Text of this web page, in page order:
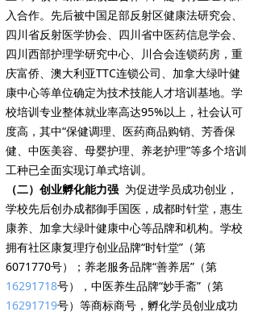
入合作。先后被中国足部反射区健康法研究会、
四川省反射医学协会、四川省中医药信息学会、
四川西部护理学研究中心、川合会连锁药房，重
庆富侨、澳大利亚TTC连锁公司、加拿大绿叶健
康中心等单位确定为技术技能人才培训基地。学
校培训专业整体就业率高达95%以上，社会认可
度高，其中“保健调理、医药商品购销、芳香保
健、中医美容、母婴护理、养老护理”等多个培训
工种已全面实现订单式培训。
（二）创业孵化能力强 为促进学员成功创业，
学校先后创办成都御手国医，成都时针堂，惠生
康养、加拿大绿叶健康中心等品牌和机构。学校
拥有社区康复理疗创业品牌“时针堂”（第
6071770号）；养老服务品牌“善养居”（第
16291718号），中医养生品牌“妙手斋”（第
16291719号）等商标商号，孵化学员创业成功